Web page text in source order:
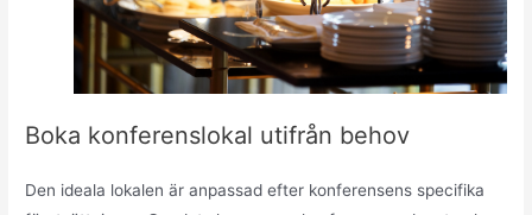
Boka konferenslokal utifrån behov
Den ideala lokalen är anpassad efter konferensens specifika